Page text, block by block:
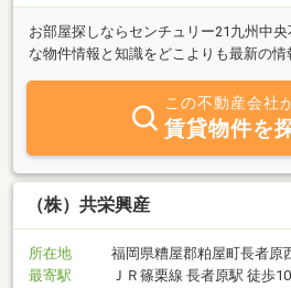
お部屋探しならセンチュリー21九州中
な物件情報と知識をどこよりも最新の情
この不動産会社
賃貸物件を
（株）共栄興産
所在地
福岡県糟屋郡粕屋町長者原
最寄駅
ＪＲ篠栗線 長者原駅 徒歩